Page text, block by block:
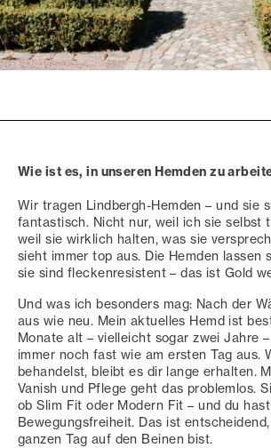
Wie ist es, in unseren Hemden zu
Wir tragen Lindbergh-Hemden – und sie
fantastisch. Nicht nur, weil ich sie selbst
weil sie wirklich halten, was sie
sieht immer top aus. Die Hemden lassen
sie sind fleckenresistent – das ist Gold
Und was ich besonders mag: Nach der
aus wie neu. Mein aktuelles Hemd ist
Monate alt – vielleicht sogar zwei Jahre
immer noch fast wie am ersten Tag aus.
behandelst, bleibt es dir lange erhalten.
Vanish und Pflege geht das problemlos.
ob Slim Fit oder Modern Fit – und du
Bewegungsfreiheit. Das ist
ganzen Tag auf den Beinen bist.